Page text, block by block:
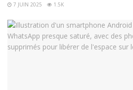
7 JUIN 2025 1.5K